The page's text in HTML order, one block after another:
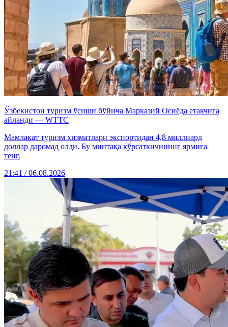
Ўзбекистон туризм ўсиши бўйича Марказий Осиёда етакчига
айланди — WTTC
Мамлакат туризм хизматлари экспортидан 4,8 миллиард
доллар даромад олди. Бу минтақа кўрсаткичининг ярмига
тенг.
21:41 / 06.08.2026